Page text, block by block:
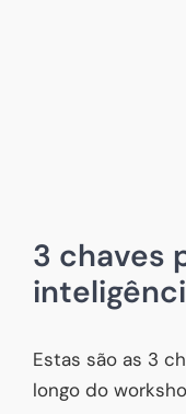
3 chaves
Estas são as 3
longo do